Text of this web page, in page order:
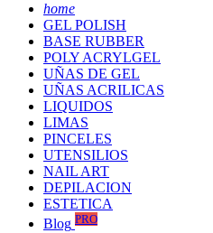
home
GEL POLISH
BASE RUBBER
POLY ACRYLGEL
UÑAS DE GEL
UÑAS ACRILICAS
LIQUIDOS
LIMAS
PINCELES
UTENSILIOS
NAIL ART
DEPILACION
ESTETICA
Blog PRO